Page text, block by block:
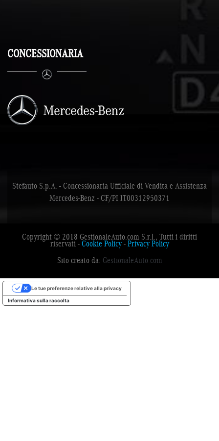
CONCESSIONARIA
Stefauto S.p.A. - Concessionaria Ufficiale di Vendita e Assistenza
Mercedes-Benz - CF/PI IT00312950371
Copyright © 2018 GestionaleAuto.com S.r.l., Tutti i diritti
riservati -Cookie Policy-Privacy Policy
Sito creato da: GestionaleAuto.com
Informativa sulla raccolta
Le tue preferenze relative alla privacy